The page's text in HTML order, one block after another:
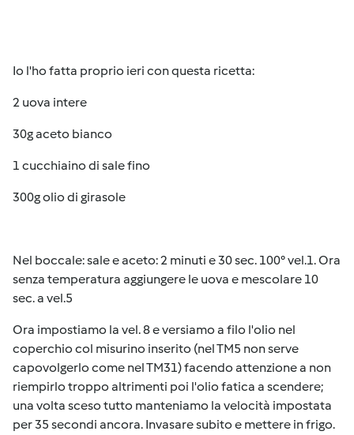
Io l'ho fatta proprio ieri con questa ricetta:
2 uova intere
30g aceto bianco
1 cucchiaino di sale fino
300g olio di girasole
Nel boccale: sale e aceto: 2 minuti e 30 sec. 100° vel.1. Ora
senza temperatura aggiungere le uova e mescolare 10
sec. a vel.5
Ora impostiamo la vel. 8 e versiamo a filo l'olio nel
coperchio col misurino inserito (nel TM5 non serve
capovolgerlo come nel TM31) facendo attenzione a non
riempirlo troppo altrimenti poi l'olio fatica a scendere;
una volta sceso tutto manteniamo la velocità impostata
per 35 secondi ancora. Invasare subito e mettere in frigo.